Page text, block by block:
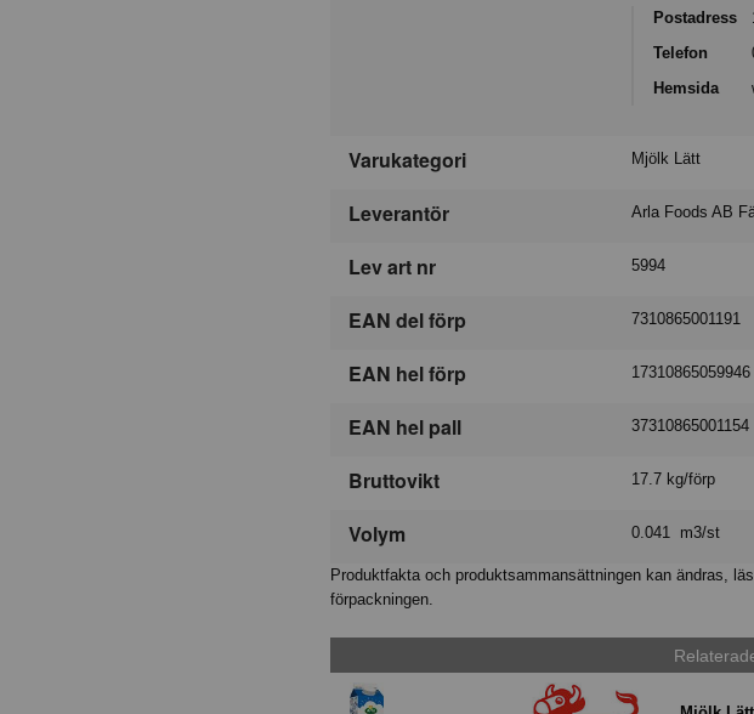
Postadress
Telefon
Hemsida
Varukategori Mjölk Lätt
Leverantör Arla Foods AB
Lev art nr 5994
EAN del förp 7310865001191
EAN hel förp 17310865059946
EAN hel pall 37310865001154
Bruttovikt 17.7 kg/förp
Volym 0.041 m3/st
Produktfakta och produktsammansättningen kan ändras,
förpackningen.